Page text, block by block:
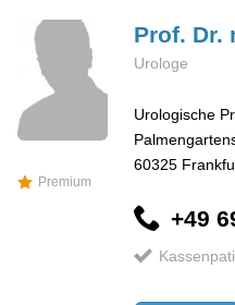
Premium
Prof. Dr.
Urologe
Urologische
60325
+49